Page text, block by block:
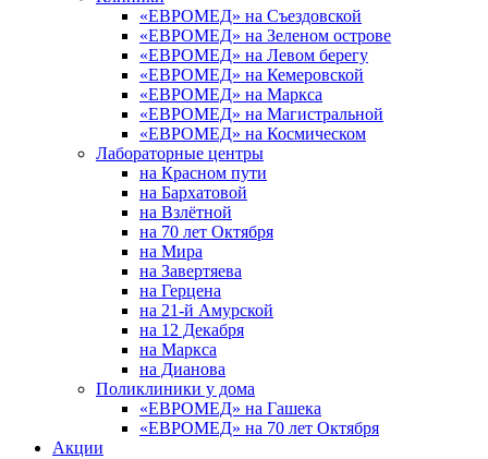
«ЕВРОМЕД» на Съездовской
«ЕВРОМЕД» на Зеленом острове
«ЕВРОМЕД» на Левом берегу
«ЕВРОМЕД» на Кемеровской
«ЕВРОМЕД» на Маркса
«ЕВРОМЕД» на Магистральной
«ЕВРОМЕД» на Космическом
Лабораторные центры
на Красном пути
на Бархатовой
на Взлётной
на 70 лет Октября
на Мира
на Завертяева
на Герцена
на 21-й Амурской
на 12 Декабря
на Маркса
на Дианова
Поликлиники у дома
«ЕВРОМЕД» на Гашека
«ЕВРОМЕД» на 70 лет Октября
Акции